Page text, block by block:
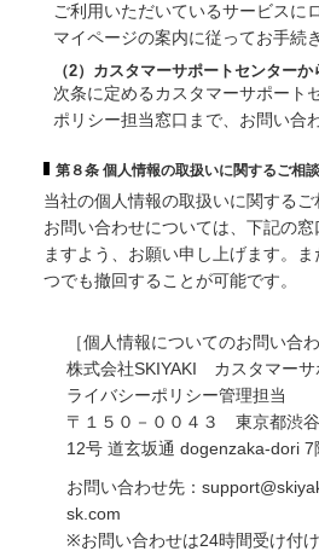
ご利用いただいているサービスに
マイページの案内に従ってお手続
（2）カスタマーサポートセンターか
次条に定めるカスタマーサポー
ポリシー担当窓口まで、お問い合
第８条 個人情報の取扱いに関するご相
当社の個人情報の取扱いに関する
お問い合わせについては、下記の
ますよう、お願い申し上げます。
つでも撤回することが可能です。
［個人情報についてのお問い合わ
株式会社SKIYAKI カスタマー
ライバシーポリシー管理担当
〒１５０－００４３ 東京都渋
12号 道玄坂通 dogenzaka-dori 7
お問い合わせ先：
sk.com
※お問い合わせは24時間受け付け